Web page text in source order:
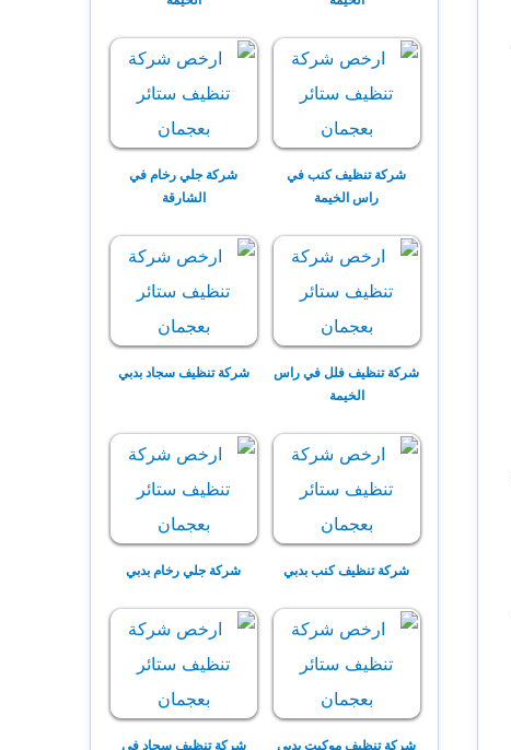
شركة تنظيف كنب في
راس الخيمة
شركة جلي رخام في
الشارقة
شركة تنظيف فلل في راس
الخيمة
شركة تنظيف سجاد بدبي
شركة تنظيف كنب بدبي شركة جلي رخام بدبي
شركة تنظيف موكيت بدبي شركة تنظيف سجاد في